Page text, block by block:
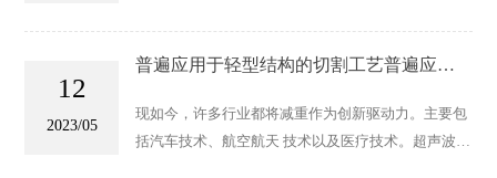
12
2023/05
普遍应用于轻型结构的切割工艺普遍应用
现如今，许多行业都将减重作为创新驱动力。主要包
括汽车技术、航空航天 技术以及医疗技术。超声波切